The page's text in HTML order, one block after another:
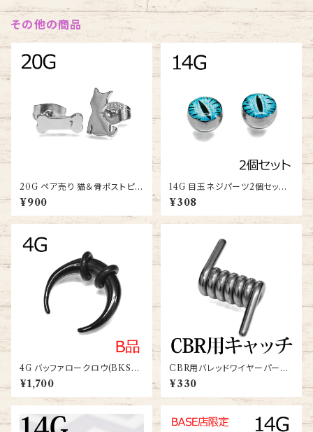
その他の商品
20G ペア売り 猫＆骨ポストピア
ス(SCES917-20G-SS-BA)
¥900
14G 目玉ネジパーツ2個セット
(PJB-14G-SS-B)
¥308
4G バッファロークロウ(BKSS-
BF002-4G-BK)
¥1,700
CBR用バレッドワイヤーパーツ
(MM-PAETS)
¥330